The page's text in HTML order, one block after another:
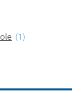
(1)